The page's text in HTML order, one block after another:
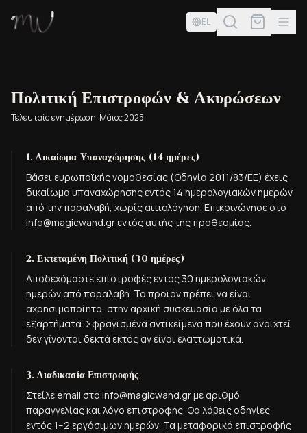
EL
Πολιτική Επιστροφών & Ακυρώσεων
Τελευταία ενημέρωση: Μάιος 2025
1. Δικαίωμα Υπαναχώρησης (14 ημέρες)
Βάσει ευρωπαϊκής νομοθεσίας (Οδηγία 2011/83/ΕΕ) έχεις
δικαίωμα υπαναχώρησης εντός 14 ημερολογιακών ημερών
από την παραλαβή, χωρίς αιτιολόγηση. Επικοινώνησε στο
info@magicwand.gr εντός αυτής της προθεσμίας.
2. Εκτεταμένη Πολιτική (30 ημέρες)
Αποδεχόμαστε επιστροφές εντός 30 ημερολογιακών
ημερών από παραλαβή. Το προϊόν πρέπει να είναι
αχρησιμοποίητο, στην αρχική συσκευασία με όλα τα
εξαρτήματα. Σφραγισμένα αντικείμενα που έχουν ανοιχτεί
δεν γίνονται δεκτά εκτός αν είναι ελαττωματικά.
3. Διαδικασία Επιστροφής
Στείλε email στο info@magicwand.gr με αριθμό
παραγγελίας και λόγο επιστροφής. Θα λάβεις οδηγίες
εντός 1–2 εργάσιμων ημερών. Τα μεταφορικά επιστροφής